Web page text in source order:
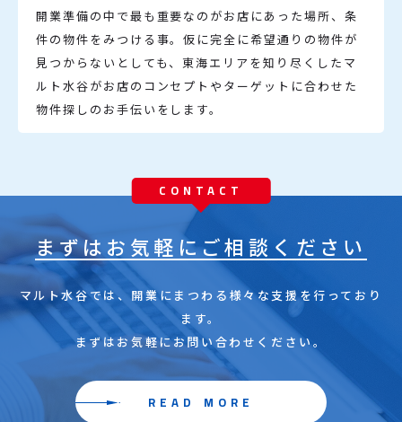
開業準備の中で最も重要なのがお店にあった場所、条
件の物件をみつける事。仮に完全に希望通りの物件が
見つからないとしても、東海エリアを知り尽くしたマ
ルト水谷がお店のコンセプトやターゲットに合わせた
物件探しのお手伝いをします。
CONTACT
まずはお気軽にご相談ください
マルト水谷では、開業にまつわる様々な支援を行っており
ます。
まずはお気軽にお問い合わせください。
READ MORE